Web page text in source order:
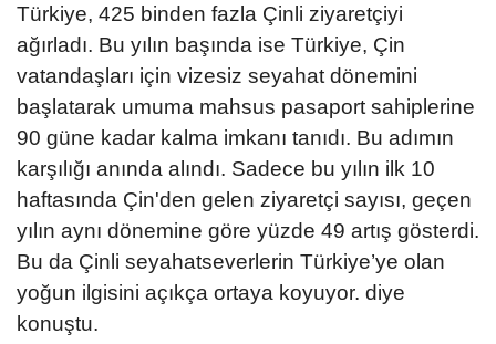
Türkiye, 425 binden fazla Çinli ziyaretçiyi
ağırladı. Bu yılın başında ise Türkiye, Çin
vatandaşları için vizesiz seyahat dönemini
başlatarak umuma mahsus pasaport sahiplerine
90 güne kadar kalma imkanı tanıdı. ​Bu adımın
karşılığı anında alındı. Sadece bu yılın ilk 10
haftasında Çin'den gelen ziyaretçi sayısı, geçen
yılın aynı dönemine göre yüzde 49 artış gösterdi.
Bu da Çinli seyahatseverlerin Türkiye’ye olan
yoğun ilgisini açıkça ortaya koyuyor. diye
konuştu.